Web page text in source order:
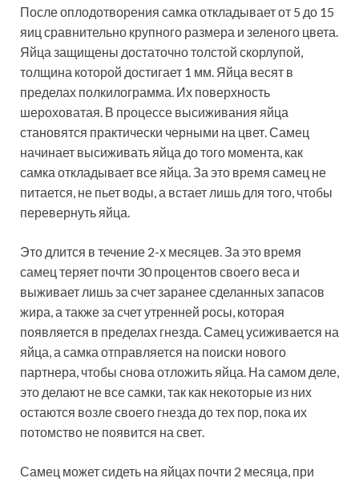
После оплодотворения самка откладывает от 5 до 15
яиц сравнительно крупного размера и зеленого цвета.
Яйца защищены достаточно толстой скорлупой,
толщина которой достигает 1 мм. Яйца весят в
пределах полкилограмма. Их поверхность
шероховатая. В процессе высиживания яйца
становятся практически черными на цвет. Самец
начинает высиживать яйца до того момента, как
самка откладывает все яйца. За это время самец не
питается, не пьет воды, а встает лишь для того, чтобы
перевернуть яйца.
Это длится в течение 2-х месяцев. За это время
самец теряет почти 30 процентов своего веса и
выживает лишь за счет заранее сделанных запасов
жира, а также за счет утренней росы, которая
появляется в пределах гнезда. Самец усиживается на
яйца, а самка отправляется на поиски нового
партнера, чтобы снова отложить яйца. На самом деле,
это делают не все самки, так как некоторые из них
остаются возле своего гнезда до тех пор, пока их
потомство не появится на свет.
Самец может сидеть на яйцах почти 2 месяца, при